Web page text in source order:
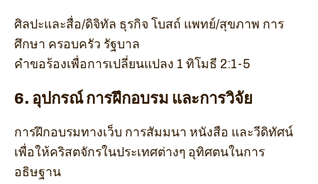
ศิลปะและสื่อ/ดิจิทัล ธุรกิจ โบสถ์ แพทย์/สุขภาพ การ
ศึกษา ครอบครัว รัฐบาล
คำขอร้องเพื่อการเปลี่ยนแปลง 1 ทิโมธี 2:1-5
6. อุปกรณ์ การฝึกอบรม และการวิจัย
การฝึกอบรมทางเว็บ การสัมมนา หนังสือ และวีดิทัศน์
เพื่อให้คริสตจักรในประเทศต่างๆ อุทิศตนในการ
อธิษฐาน